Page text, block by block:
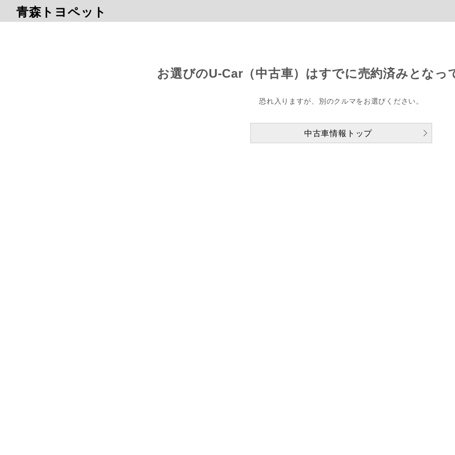
青森トヨペット
お選びのU-Car（中古車）はすでに売約済みとなっ
恐れ入りますが、別のクルマをお選びください。
中古車情報トップ